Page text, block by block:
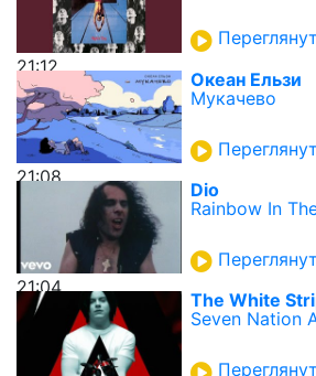
21:12
21:08
Океан Ельзи
Мукачево
21:04
Dio
Rainbow In
The White
Seven Nation